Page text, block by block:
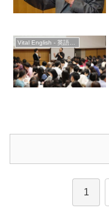
Vital English - 英語勉強会
1